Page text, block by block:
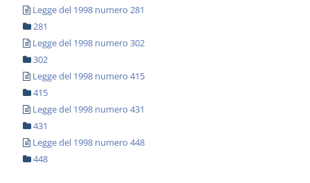
Legge del 1998 numero 281
281
Legge del 1998 numero 302
302
Legge del 1998 numero 415
415
Legge del 1998 numero 431
431
Legge del 1998 numero 448
448